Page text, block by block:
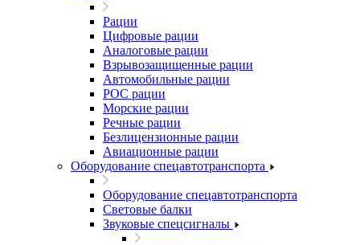
Рации
Цифровые рации
Аналоговые рации
Взрывозащищенные рации
Автомобильные рации
POC рации
Морские рации
Речные рации
Безлицензионные рации
Авиационные рации
Оборудование спецавтотранспорта
Оборудование спецавтотранспорта
Световые балки
Звуковые спецсигналы